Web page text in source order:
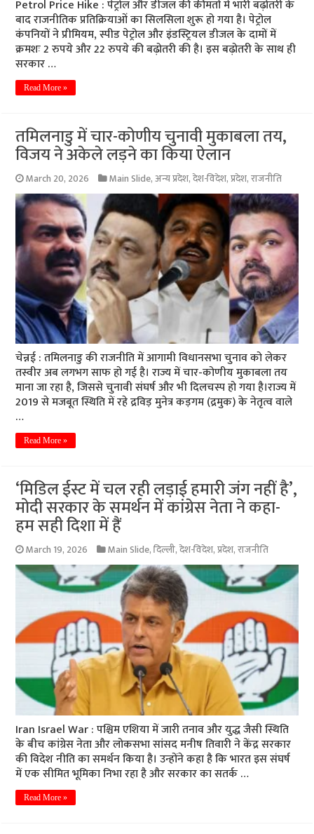
Petrol Price Hike : पेट्रोल और डीजल की कीमतों में भारी बढ़ोतरी के
बाद राजनीतिक प्रतिक्रियाओं का सिलसिला शुरू हो गया है। पेट्रोल
कंपनियों ने प्रीमियम, स्पीड पेट्रोल और इंडस्ट्रियल डीजल के दामों में
क्रमशः 2 रुपये और 22 रुपये की बढ़ोतरी की है। इस बढ़ोतरी के साथ ही
सरकार …
Read More »
तमिलनाडु में चार-कोणीय चुनावी मुकाबला तय,
विजय ने अकेले लड़ने का किया ऐलान
March 20, 2026 Main Slide,अन्य प्रदेश,देश-विदेश,प्रदेश,राजनीति
चेन्नई : तमिलनाडु की राजनीति में आगामी विधानसभा चुनाव को लेकर
तस्वीर अब लगभग साफ हो गई है। राज्य में चार-कोणीय मुकाबला तय
माना जा रहा है, जिससे चुनावी संघर्ष और भी दिलचस्प हो गया है।राज्य में
2019 से मजबूत स्थिति में रहे द्रविड़ मुनेत्र कड़गम (द्रमुक) के नेतृत्व वाले
…
Read More »
‘मिडिल ईस्ट में चल रही लड़ाई हमारी जंग नहीं है’,
मोदी सरकार के समर्थन में कांग्रेस नेता ने कहा-
हम सही दिशा में हैं
March 19, 2026 Main Slide,दिल्ली,देश-विदेश,प्रदेश,राजनीति
Iran Israel War : पश्चिम एशिया में जारी तनाव और युद्ध जैसी स्थिति
के बीच कांग्रेस नेता और लोकसभा सांसद मनीष तिवारी ने केंद्र सरकार
की विदेश नीति का समर्थन किया है। उन्होंने कहा है कि भारत इस संघर्ष
में एक सीमित भूमिका निभा रहा है और सरकार का सतर्क …
Read More »